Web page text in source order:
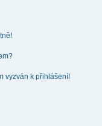
vyzván k přihlášení!